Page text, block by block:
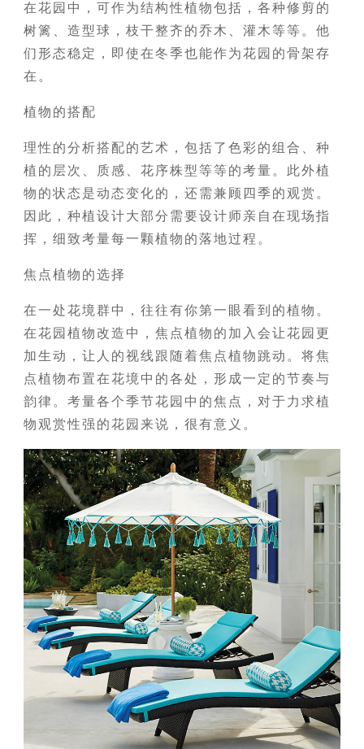
在花园中，可作为结构性植物包括，各种修剪的
树篱、造型球，枝干整齐的乔木、灌木等等。他
们形态稳定，即使在冬季也能作为花园的骨架存
在。
植物的搭配
理性的分析搭配的艺术，包括了色彩的组合、种
植的层次、质感、花序株型等等的考量。此外植
物的状态是动态变化的，还需兼顾四季的观赏。
因此，种植设计大部分需要设计师亲自在现场指
挥，细致考量每一颗植物的落地过程。
焦点植物的选择
在一处花境群中，往往有你第一眼看到的植物。
在花园植物改造中，焦点植物的加入会让花园更
加生动，让人的视线跟随着焦点植物跳动。将焦
点植物布置在花境中的各处，形成一定的节奏与
韵律。考量各个季节花园中的焦点，对于力求植
物观赏性强的花园来说，很有意义。